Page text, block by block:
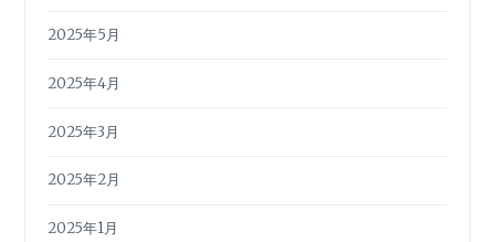
2025年5月
2025年4月
2025年3月
2025年2月
2025年1月